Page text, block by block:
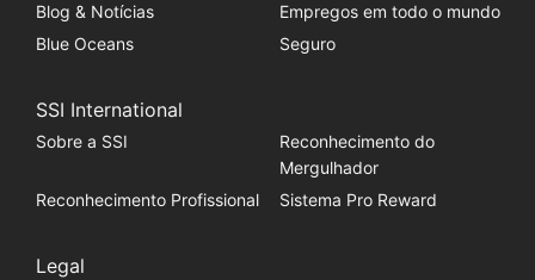
Blog & Notícias
Empregos em todo o mundo
Blue Oceans
Seguro
SSI International
Sobre a SSI
Reconhecimento do
Mergulhador
Reconhecimento Profissional
Sistema Pro Reward
Legal